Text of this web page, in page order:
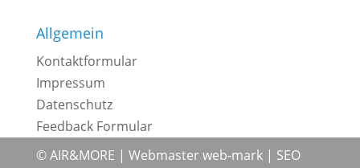
Allgemein
Kontaktformular
Impressum
Datenschutz
Feedback Formular
© AIR&MORE | Webmaster web-mark| SEO